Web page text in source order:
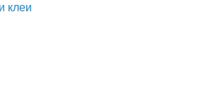
клеи